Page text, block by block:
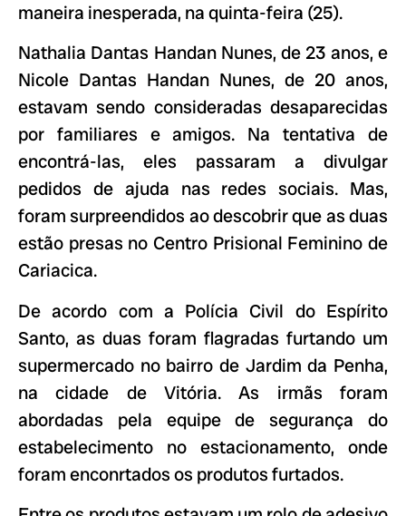
maneira inesperada, na quinta-feira (25).
Nathalia Dantas Handan Nunes, de 23 anos, e
Nicole Dantas Handan Nunes, de 20 anos,
estavam sendo consideradas desaparecidas
por familiares e amigos. Na tentativa de
encontrá-las, eles passaram a divulgar
pedidos de ajuda nas redes sociais. Mas,
foram surpreendidos ao descobrir que as duas
estão presas no Centro Prisional Feminino de
Cariacica.
De acordo com a Polícia Civil do Espírito
Santo, as duas foram flagradas furtando um
supermercado no bairro de Jardim da Penha,
na cidade de Vitória. As irmãs foram
abordadas pela equipe de segurança do
estabelecimento no estacionamento, onde
foram enconrtados os produtos furtados.